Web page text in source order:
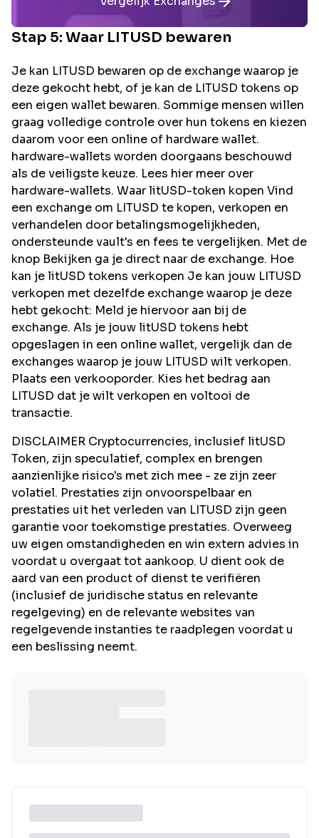
Stap 5: Waar LITUSD bewaren
Je kan LITUSD bewaren op de exchange waarop je
deze gekocht hebt, of je kan de LITUSD tokens op
een eigen wallet bewaren. Sommige mensen willen
graag volledige controle over hun tokens en kiezen
daarom voor een online of hardware wallet.
hardware-wallets worden doorgaans beschouwd
als de veiligste keuze. Lees hier meer over
hardware-wallets. Waar litUSD-token kopen Vind
een exchange om LITUSD te kopen, verkopen en
verhandelen door betalingsmogelijkheden,
ondersteunde vault's en fees te vergelijken. Met de
knop Bekijken ga je direct naar de exchange. Hoe
kan je litUSD tokens verkopen Je kan jouw LITUSD
verkopen met dezelfde exchange waarop je deze
hebt gekocht: Meld je hiervoor aan bij de
exchange. Als je jouw litUSD tokens hebt
opgeslagen in een online wallet, vergelijk dan de
exchanges waarop je jouw LITUSD wilt verkopen.
Plaats een verkooporder. Kies het bedrag aan
LITUSD dat je wilt verkopen en voltooi de
transactie.
DISCLAIMER Cryptocurrencies, inclusief litUSD
Token, zijn speculatief, complex en brengen
aanzienlijke risico's met zich mee - ze zijn zeer
volatiel. Prestaties zijn onvoorspelbaar en
prestaties uit het verleden van LITUSD zijn geen
garantie voor toekomstige prestaties. Overweeg
uw eigen omstandigheden en win extern advies in
voordat u overgaat tot aankoop. U dient ook de
aard van een product of dienst te verifiëren
(inclusief de juridische status en relevante
regelgeving) en de relevante websites van
regelgevende instanties te raadplegen voordat u
een beslissing neemt.